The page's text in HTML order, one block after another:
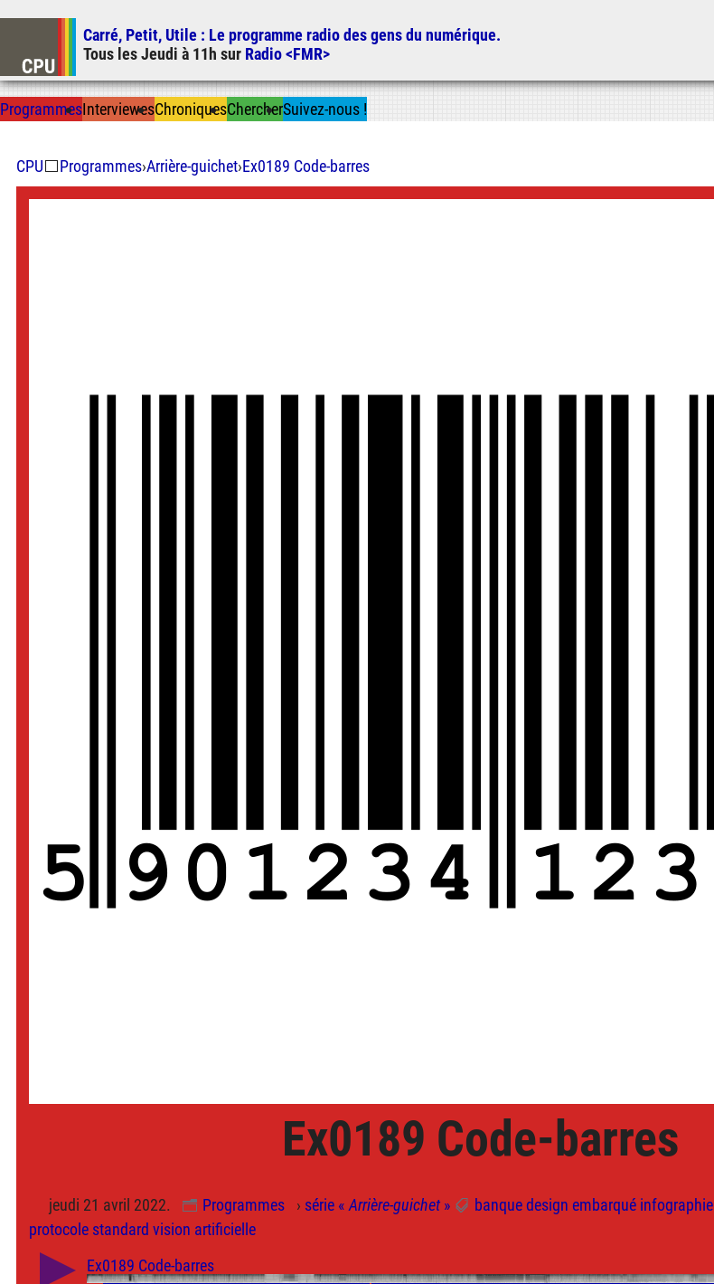
Carré, Petit, Utile : Le programme radio des gens du numérique.
Tous lesJeudi à 11h sur Radio <FMR>
ProgrammesInterviewesChroniquesChercherSuivez-nous !
CPU⬜Programmes›Arrière-guichet›Ex0189 Code-barres
Ex0189 Code-barres
jeudi 21 avril 2022. Programmes › série «Arrière-guichet» banque design embarqué infographie
protocole standard vision artificielle